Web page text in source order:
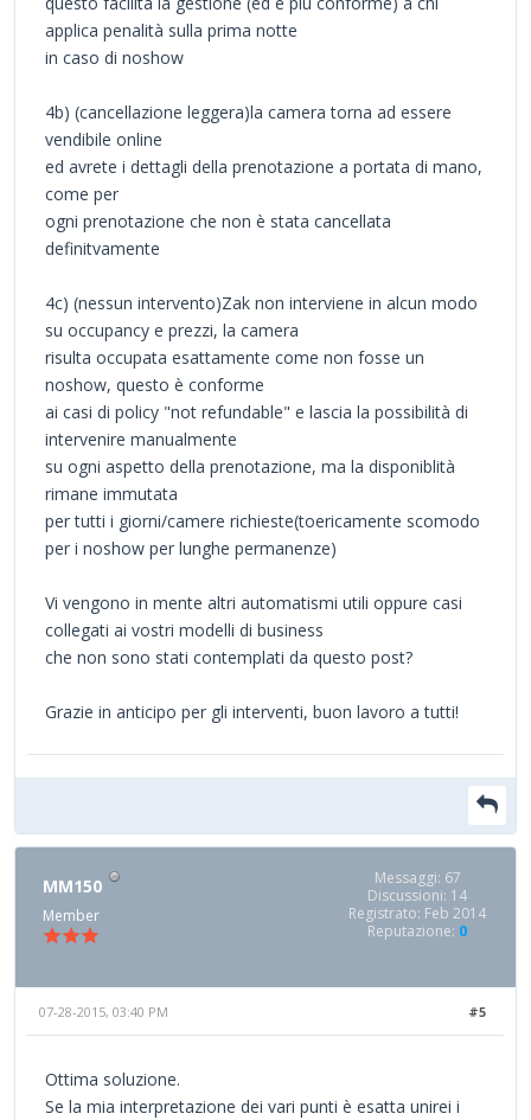
applica penalità sulla prima notte
in caso di noshow
4b) (cancellazione leggera)la camera torna ad essere
vendibile online
ed avrete i dettagli della prenotazione a portata di mano,
come per
ogni prenotazione che non è stata cancellata
definitvamente
4c) (nessun intervento)Zak non interviene in alcun modo
su occupancy e prezzi, la camera
risulta occupata esattamente come non fosse un
noshow, questo è conforme
ai casi di policy "not refundable" e lascia la possibilità di
intervenire manualmente
su ogni aspetto della prenotazione, ma la disponiblità
rimane immutata
per tutti i giorni/camere richieste(toericamente scomodo
per i noshow per lunghe permanenze)
Vi vengono in mente altri automatismi utili oppure casi
collegati ai vostri modelli di business
che non sono stati contemplati da questo post?
Grazie in anticipo per gli interventi, buon lavoro a tutti!
MM150
Member
Messaggi: 67
Discussioni: 14
Registrato: Feb 2014
Reputazione: 0
#5
07-28-2015, 03:40 PM
Ottima soluzione.
Se la mia interpretazione dei vari punti è esatta unirei i